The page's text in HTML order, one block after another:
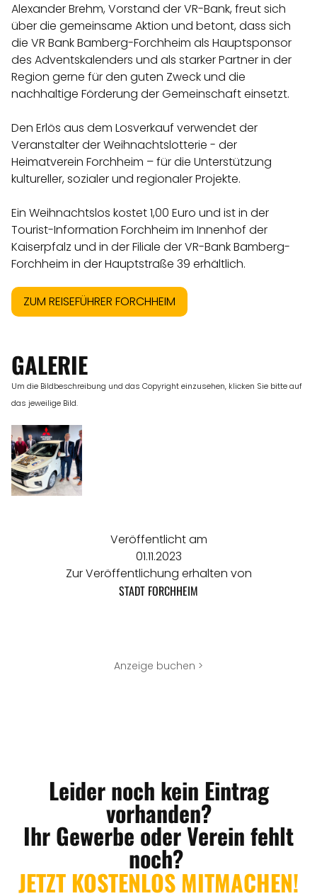
Alexander Brehm, Vorstand der VR-Bank, freut sich
über die gemeinsame Aktion und betont, dass sich
die VR Bank Bamberg-Forchheim als Hauptsponsor
des Adventskalenders und als starker Partner in der
Region gerne für den guten Zweck und die
nachhaltige Förderung der Gemeinschaft einsetzt.
Den Erlös aus dem Losverkauf verwendet der
Veranstalter der Weihnachtslotterie - der
Heimatverein Forchheim – für die Unterstützung
kultureller, sozialer und regionaler Projekte.
Ein Weihnachtslos kostet 1,00 Euro und ist in der
Tourist-Information Forchheim im Innenhof der
Kaiserpfalz und in der Filiale der VR-Bank Bamberg-
Forchheim in der Hauptstraße 39 erhältlich.
ZUM REISEFÜHRER FORCHHEIM
GALERIE
Um die Bildbeschreibung und das Copyright einzusehen, klicken Sie bitte auf
das jeweilige Bild.
Veröffentlicht am
01.11.2023
Zur Veröffentlichung erhalten von
STADT FORCHHEIM
Anzeige buchen >
Leider noch kein Eintrag
vorhanden?
Ihr Gewerbe oder Verein fehlt
noch?
JETZT KOSTENLOS MITMACHEN!